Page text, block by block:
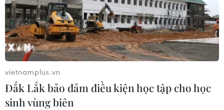
vietnamplus.vn
Đắk Lắk bảo đảm điều kiện học tập cho học
sinh vùng biên